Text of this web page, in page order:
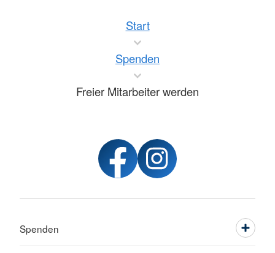
Start
Spenden
Freier Mitarbeiter werden
Spenden